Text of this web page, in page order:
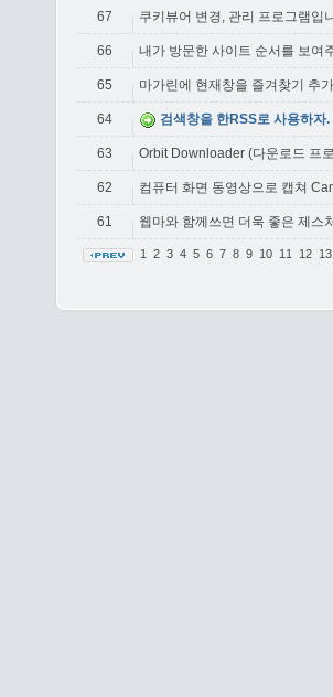
67 쿠키뷰어 변경, 관리 프로그램입
66 내가 방문한 사이트 순서를 보여
65 마가린에 현재창을 즐겨찾기 추
64 검색창을 한RSS로 사용하자.
63 Orbit Downloader (다운로드 프
62 컴퓨터 화면 동영상으로 캡쳐
61 웹마와 함께쓰면 더욱 좋은 제스
1 2 3 4 5 6 7 8 9 10 11 12